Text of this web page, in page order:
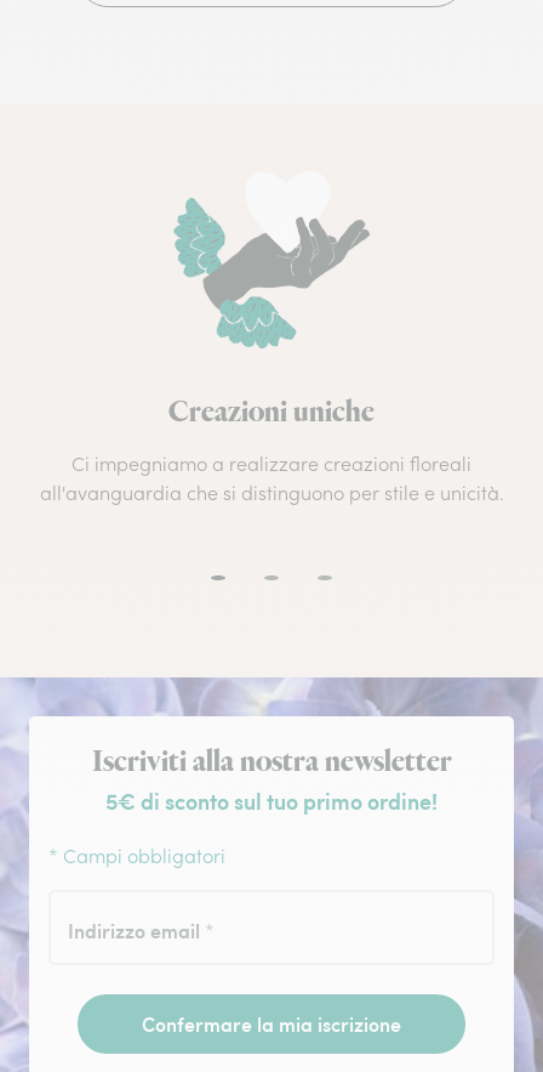
Creazioni uniche
Ci impegniamo a realizzare creazioni floreali
all'avanguardia che si distinguono per stile e unicità.
Iscrizione alla newsletter
Iscriviti alla nostra newsletter
5€ di sconto sul tuo primo ordine!
* Campi obbligatori
Indirizzo email *
Confermare la mia iscrizione